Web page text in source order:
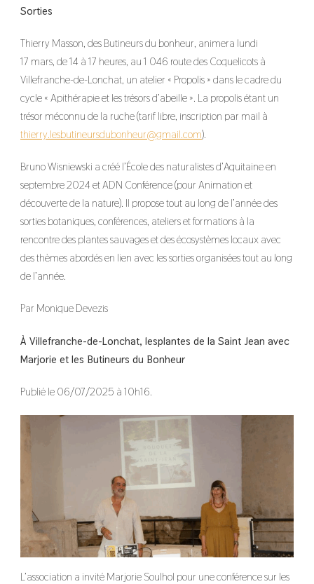
Sorties
Thierry Masson, des Butineurs du bonheur, animera lundi
17 mars, de 14 à 17 heures, au 1 046 route des Coquelicots à
Villefranche-de-Lonchat, un atelier « Propolis » dans le cadre du
cycle « Apithérapie et les trésors d’abeille ». La propolis étant un
trésor méconnu de la ruche (tarif libre, inscription par mail à
thierry.lesbutineursdubonheur@gmail.com).
Bruno Wisniewski a créé l’École des naturalistes d’Aquitaine en
septembre 2024 et ADN Conférence (pour Animation et
découverte de la nature). Il propose tout au long de l’année des
sorties botaniques, conférences, ateliers et formations à la
rencontre des plantes sauvages et des écosystèmes locaux avec
des thèmes abordés en lien avec les sorties organisées tout au long
de l’année.
Par Monique Devezis
À Villefranche-de-Lonchat, lesplantes de la Saint Jean avec
Marjorie et les Butineurs du Bonheur
Publié le 06/07/2025 à 10h16.
L’association a invité Marjorie Soulhol pour une conférence sur les